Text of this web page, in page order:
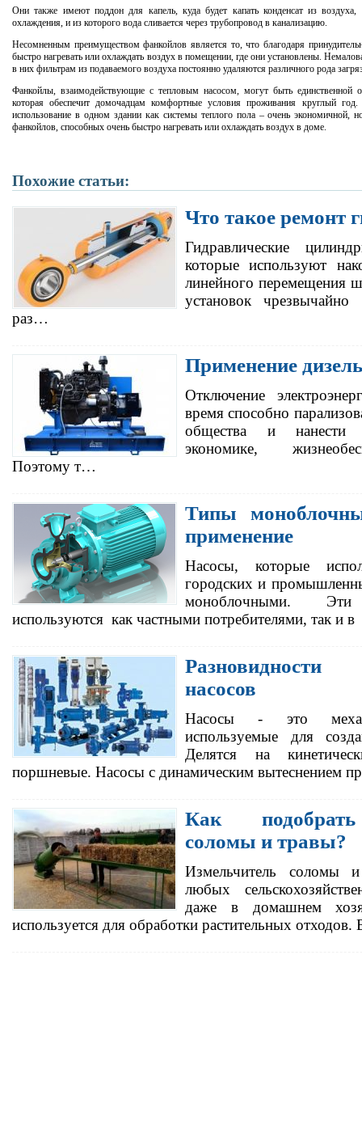
Они также имеют поддон для капель, куда будет капать конденсат из
охлаждения, и из которого вода сливается через трубопровод в канализацию.
Несомненным преимуществом фанкойлов является то, что благодаря
быстро нагревать или охлаждать воздух в помещении, где они установлены.
в них фильтрам из подаваемого воздуха постоянно удаляются различного рода
Фанкойлы, взаимодействующие с тепловым насосом, могут быть единственной
которая обеспечит домочадцам комфортные условия проживания круглый
использование в одном здании как системы теплого пола – очень экономичной,
фанкойлов, способных очень быстро нагревать или охлаждать воздух в доме.
Похожие статьи:
Что такое ремонт
Гидравлические
которые используют
линейного перемещения
установок
раз…
Применение
Отключение
время способно
общества и нанести
экономике,
Поэтому т…
Типы
применение
Насосы, которые
городских и
моноблочными.
используются как частными потребителями, так
насосов
Насосы - это
используемые для
Делятся на
поршневые. Насосы с динамическим вытеснением
Как подобрать
соломы и травы?
Измельчитель соломы
любых
даже в домашнем
используется для обработки растительных